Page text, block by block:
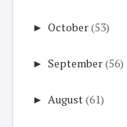
► October(53)
► September(56)
► August(61)